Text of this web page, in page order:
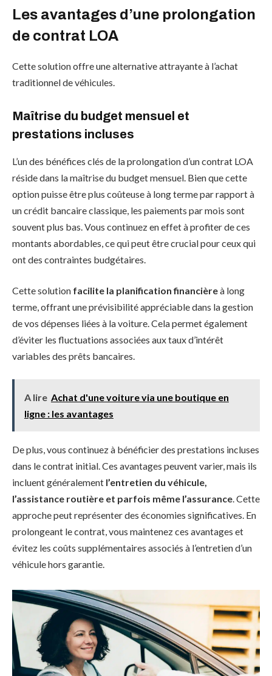
Les avantages d’une prolongation
de contrat LOA
Cette solution offre une alternative attrayante à l’achat
traditionnel de véhicules.
Maîtrise du budget mensuel et
prestations incluses
L’un des bénéfices clés de la prolongation d’un contrat LOA
réside dans la maîtrise du budget mensuel. Bien que cette
option puisse être plus coûteuse à long terme par rapport à
un crédit bancaire classique, les paiements par mois sont
souvent plus bas. Vous continuez en effet à profiter de ces
montants abordables, ce qui peut être crucial pour ceux qui
ont des contraintes budgétaires.
Cette solution facilite la planification financièreà long
terme, offrant une prévisibilité appréciable dans la gestion
de vos dépenses liées à la voiture. Cela permet également
d’éviter les fluctuations associées aux taux d’intérêt
variables des prêts bancaires.
A lire Achat d'une voiture via une boutique en
ligne : les avantages
De plus, vous continuez à bénéficier des prestations incluses
dans le contrat initial. Ces avantages peuvent varier, mais ils
incluent généralement l’entretien du véhicule,
l’assistance routière et parfois même l’assurance . Cette
approche peut représenter des économies significatives. En
prolongeant le contrat, vous maintenez ces avantages et
évitez les coûts supplémentaires associés à l’entretien d’un
véhicule hors garantie.